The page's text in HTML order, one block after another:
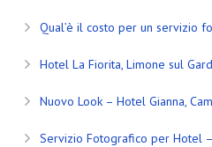
Qual’è il costo per un servizio
Hotel La Fiorita, Limone sul
Nuovo Look – Hotel Gianna,
Servizio Fotografico per Hotel